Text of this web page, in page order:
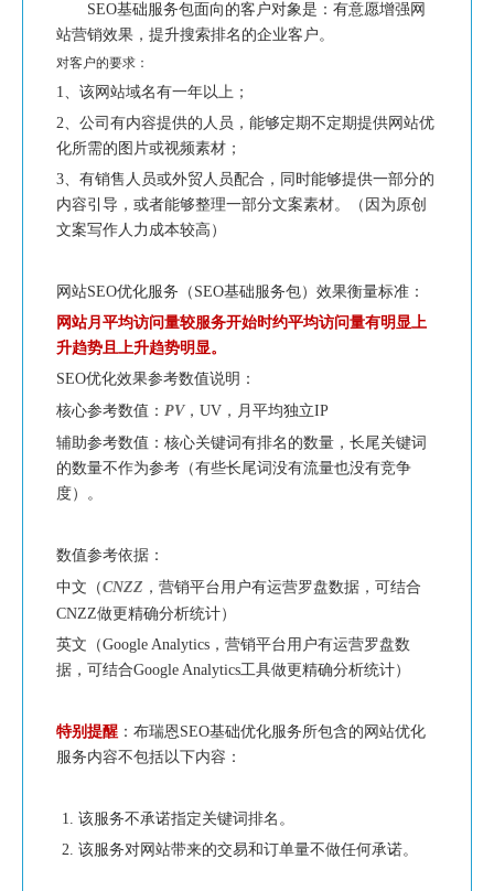
SEO基础服务包面向的客户对象是：有意愿增强网
站营销效果，提升搜索排名的企业客户。
对客户的要求：
1、该网站域名有一年以上；
2、公司有内容提供的人员，能够定期不定期提供网站优
化所需的图片或视频素材；
3、有销售人员或外贸人员配合，同时能够提供一部分的
内容引导，或者能够整理一部分文案素材。（因为原创
文案写作人力成本较高）
网站SEO优化服务（SEO基础服务包）效果衡量标准：
网站月平均访问量较服务开始时约平均访问量有明显上
升趋势且上升趋势明显。
SEO优化效果参考数值说明：
核心参考数值： PV，UV，月平均独立IP
辅助参考数值：核心关键词有排名的数量，长尾关键词
的数量不作为参考（有些长尾词没有流量也没有竞争
度）。
数值参考依据：
中文（CNZZ ，营销平台用户有运营罗盘数据，可结合
CNZZ做更精确分析统计）
英文（Google Analytics，营销平台用户有运营罗盘数
据，可结合Google Analytics工具做更精确分析统计）
特别提醒 ：布瑞恩SEO基础优化服务所包含的网站优化
服务内容不包括以下内容：
该服务不承诺指定关键词排名。
该服务对网站带来的交易和订单量不做任何承诺。